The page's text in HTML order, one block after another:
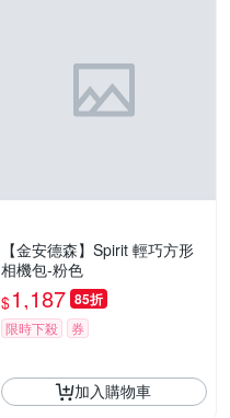
【金安德森】Spirit 輕巧方形
相機包-粉色
$1,187 85折
限時下殺 券
加入購物車